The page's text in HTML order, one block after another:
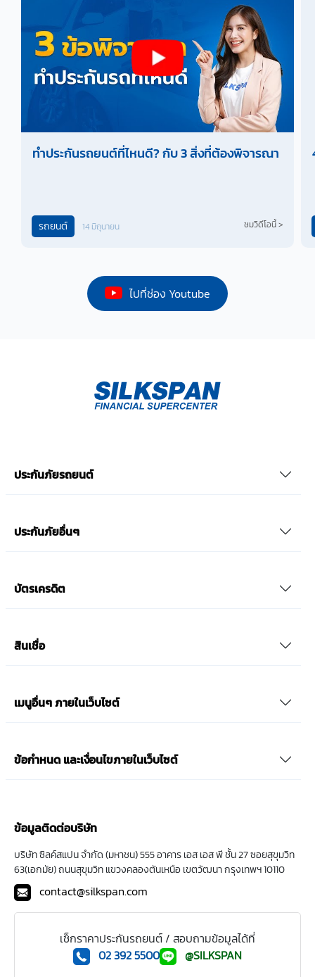
ทำประกันรถยนต์ที่ไหนดี? กับ 3 สิ่งที่ต้องพิจารณา
รถยนต์ 14 มิถุนายน ชมวิดีโอนี้ >
ไปที่ช่อง Youtube
ประกันภัยรถยนต์
ประกันภัยอื่นๆ
บัตรเครดิต
สินเชื่อ
เมนูอื่นๆ ภายในเว็บไซต์
ข้อกำหนด และเงื่อนไขภายในเว็บไซต์
ข้อมูลติดต่อบริษัท
บริษัท ซิลค์สแปน จำกัด (มหาชน) 555 อาคาร เอส เอส พี ชั้น 27 ซอยสุขุมวิท
63(เอกมัย) ถนนสุขุมวิท แขวงคลองตันเหนือ เขตวัฒนา กรุงเทพฯ 10110
contact@silkspan.com
เช็กราคาประกันรถยนต์ / สอบถามข้อมูลได้ที่
02 392 5500
@SILKSPAN